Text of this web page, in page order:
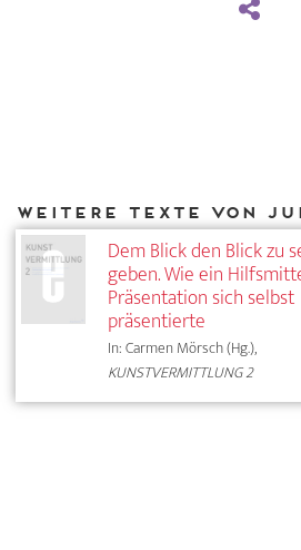
Dem Blick den Blick zu
geben. Wie ein
Präsentation sich selbst
präsentierte
In: Carmen Mörsch (Hg.),
KUNSTVERMITTLUNG 2